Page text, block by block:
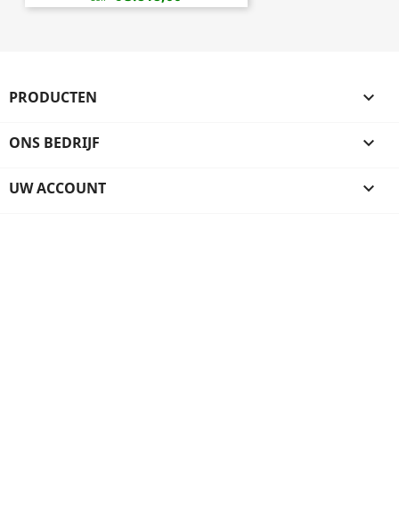
PRODUCTEN 
ONS BEDRIJF 
UW ACCOUNT 